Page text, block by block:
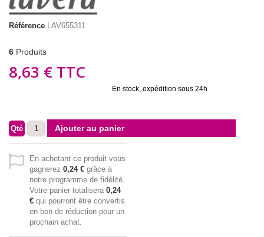
Référence LAV655311
6 Produits
8,63 € TTC
En stock, expédition sous 24h
Qté Ajouter au panier
En achetant ce produit vous
gagnerez 0,24 € grâce à
notre programme de fidélité.
Votre panier totalisera 0,24
€ qui pourront être convertis
en bon de réduction pour un
prochain achat.